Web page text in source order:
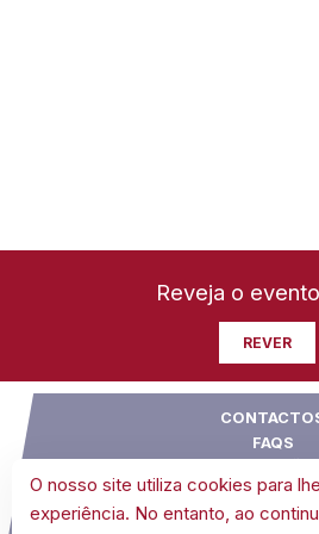
Reveja o
REVER
FAQS
CONDIÇÕES GERAIS
POLÍTICA DE
O nosso site utiliza cookies para
experiência. No entanto, ao